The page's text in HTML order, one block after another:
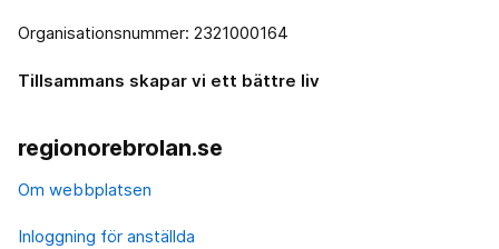
Organisationsnummer: 2321000164
Tillsammans skapar vi ett bättre liv
regionorebrolan.se
Om webbplatsen
Inloggning för anställda